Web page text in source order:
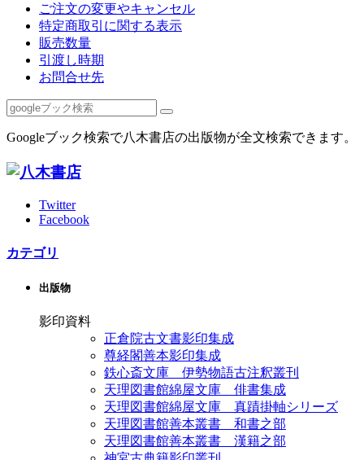
ご注文の変更やキャンセル
特定商取引に関する表示
販売数量
引渡し時期
お問合せ先
Googleブック検索で八木書店の出版物が全文検索できます。
Twitter
Facebook
カテゴリ
出版物
影印資料
正倉院古文書影印集成
尊経閣善本影印集成
鉄心斎文庫 伊勢物語古注釈叢刊
天理図書館綿屋文庫 俳書集成
天理図書館綿屋文庫 真蹟掛軸シリーズ
天理図書館善本叢書 和書之部
天理図書館善本叢書 漢籍之部